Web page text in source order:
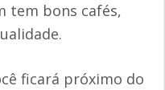
tem bons cafés,
ficará próximo do